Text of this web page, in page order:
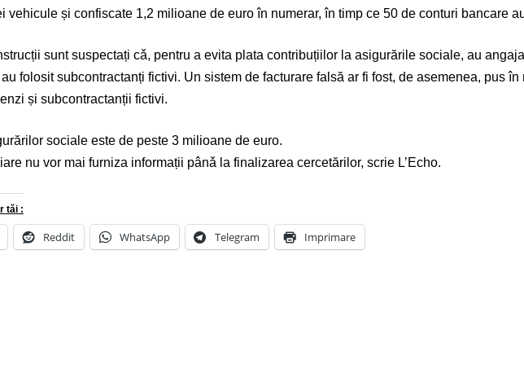
vehicule și confiscate 1,2 milioane de euro în numerar, în timp ce 50 de conturi bancare
sunt suspectați cǎ, pentru a evita plata contribuțiilor la asigurările sociale, au
folosit subcontractanți fictivi. Un sistem de facturare falsă ar fi fost, de asemenea, pus în
și subcontractanții fictivi.
sociale este de peste 3 milioane de euro.
nu vor mai furniza informații pânǎ la finalizarea cercetărilor, scrie L’Echo.
tăi :
Reddit WhatsApp Telegram Imprimare